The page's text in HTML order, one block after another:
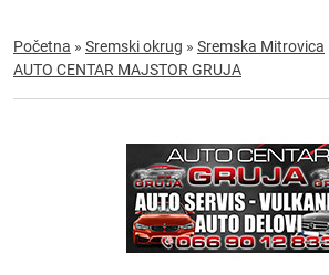
Početna » Sremski okrug » Sremska Mitrovica
AUTO CENTAR MAJSTOR GRUJA